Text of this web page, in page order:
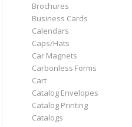
Brochures
Business Cards
Calendars
Caps/Hats
Car Magnets
Carbonless Forms
Cart
Catalog Envelopes
Catalog Printing
Catalogs